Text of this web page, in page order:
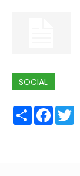
SOCIAL
Share